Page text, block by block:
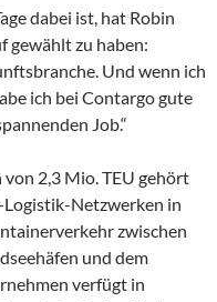
dabei ist, hat Robin
gewählt zu haben:
Und wenn ich
ich bei Contargo gute
Job.“
2,3 Mio. TEU gehört
Netzwerken in
zwischen
und dem
verfügt in